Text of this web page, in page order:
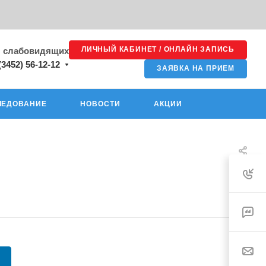
слабовидящих
56-12-12
ЛИЧНЫЙ КАБИНЕТ / ОНЛАЙН ЗАПИСЬ
ЗАЯВКА НА ПРИЕМ
НОВОСТИ АКЦИИ